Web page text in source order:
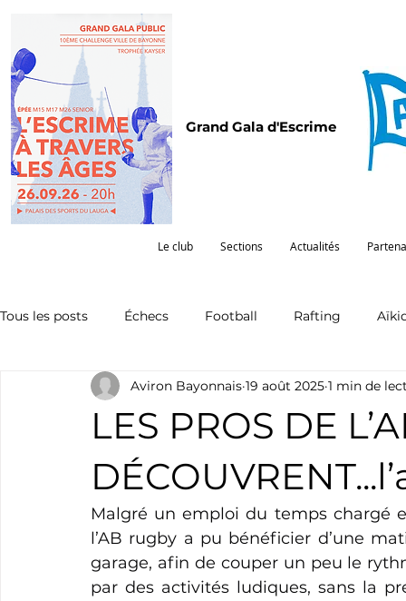
Grand Gala d'Escrime
Le club Sections Actualités
Tous les posts Échecs Football Rafting
Omnisports Partenariat Pelote Pentathlon
Natation Tennis Triathlon
Cyclotourisme Surf Basket
LES PROS DE
Aviron Bayonnais 19 août 2025 1 min de
Malgré un emploi du temps chargé
l’AB rugby a pu bénéficier d’une
garage, afin de couper un peu le
par des activités ludiques, sans la